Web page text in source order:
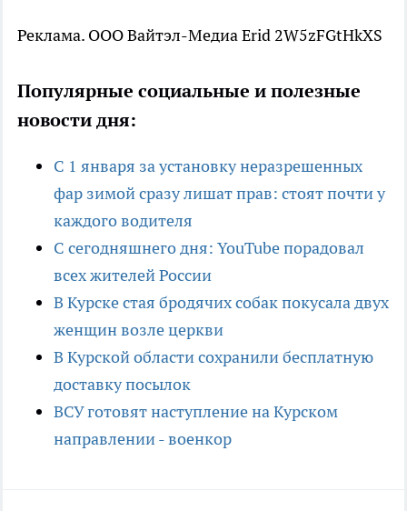
Реклама. ООО Вайтэл-Медиа Erid 2W5zFGtHkXS
Популярные социальные и полезные
новости дня:
С 1 января за установку неразрешенных
фар зимой сразу лишат прав: стоят почти у
каждого водителя
С сегодняшнего дня: YouTube порадовал
всех жителей России
В Курске стая бродячих собак покусала двух
женщин возле церкви
В Курской области сохранили бесплатную
доставку посылок
ВСУ готовят наступление на Курском
направлении - военкор